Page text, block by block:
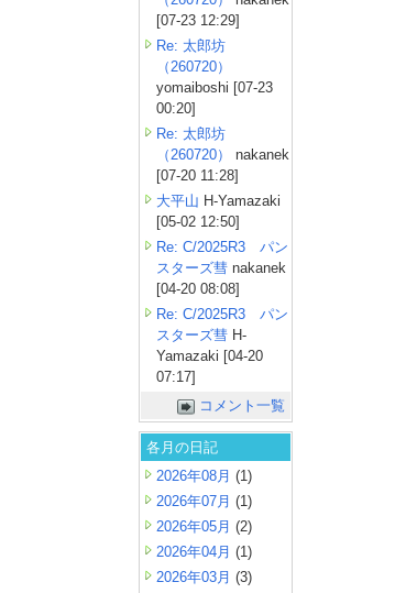
[07-23 12:29]
Re: 太郎坊
（260720）
yomaiboshi [07-23
00:20]
Re: 太郎坊
（260720）
nakanek
[07-20 11:28]
大平山 H-Yamazaki
[05-02 12:50]
Re: C/2025R3 パン
スターズ彗 nakanek
[04-20 08:08]
Re: C/2025R3 パン
スターズ彗 H-
Yamazaki [04-20
07:17]
コメント一覧
各月の日記
2026年08月 (1)
2026年07月 (1)
2026年05月 (2)
2026年04月 (1)
2026年03月 (3)